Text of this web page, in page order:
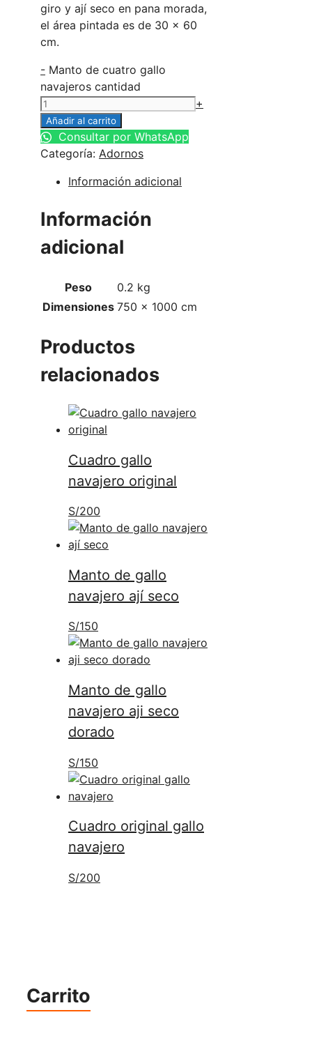
giro y ají seco en pana morada,
el área pintada es de 30 x 60
cm.
- Manto de cuatro gallo
navajeros cantidad
+
Añadir al carrito
Consultar por WhatsApp
Categoría: Adornos
Información adicional
Información
adicional
Peso
0.2 kg
Dimensiones 750 × 1000 cm
Productos
relacionados
Cuadro gallo
navajero original
S/200
Manto de gallo
navajero ají seco
S/150
Manto de gallo
navajero aji seco
dorado
S/150
Cuadro original gallo
navajero
S/200
Carrito